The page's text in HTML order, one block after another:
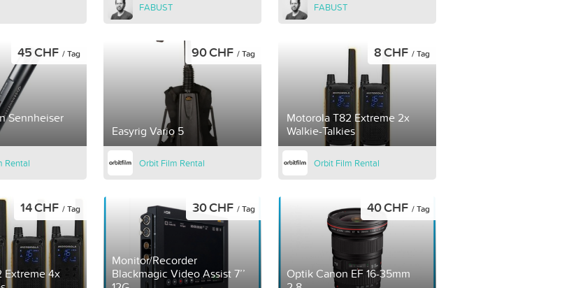
FABUST FABUST
Sennheiser
45 CHF / Tag
Rental
Easyrig Vario 5
90 CHF / Tag
Orbit Film Rental
Motorola T82 Extreme 2x
Walkie-Talkies
8 CHF / Tag
Orbit Film Rental
Extreme 4x
14 CHF / Tag
Monitor/Recorder
Blackmagic Video Assist 7’’
30 CHF / Tag
Optik Canon EF 16-35mm
40 CHF / Tag